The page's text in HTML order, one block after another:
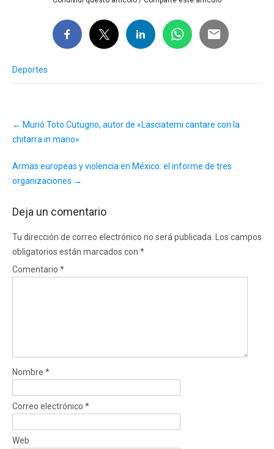
Deportes
navigation
← Murió Toto Cutugno, autor de «Lasciatemi cantare con la
chitarra in mano»
Armas europeas y violencia en México: el informe de tres
organizaciones →
Deja un comentario
Tu dirección de correo electrónico no será publicada.
Los campos
obligatorios están marcados con *
Comentario *
Nombre *
Correo electrónico *
Web